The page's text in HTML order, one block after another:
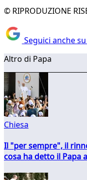
© RIPRODUZIONE
Seguici anche
Altro di Papa
Chiesa
Il "per sempre", il
cosa ha detto il Papa